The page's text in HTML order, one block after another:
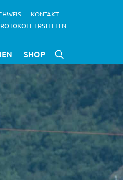
KONTAKT
ERSTELLEN
SHOP